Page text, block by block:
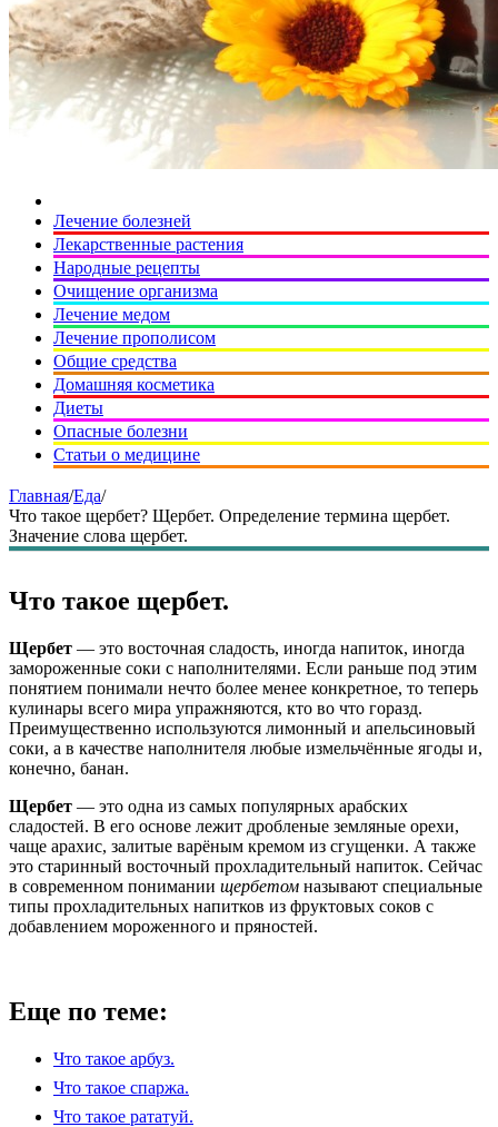
Лечение болезней
Лекарственные растения
Народные рецепты
Очищение организма
Лечение медом
Лечение прополисом
Общие средства
Домашняя косметика
Диеты
Опасные болезни
Статьи о медицине
Главная/Еда/
Что такое щербет? Щербет. Определение термина щербет.
Значение слова щербет.
Что такое щербет.
Щербет — это восточная сладость, иногда напиток, иногда
замороженные соки с наполнителями. Если раньше под этим
понятием понимали нечто более менее конкретное, то теперь
кулинары всего мира упражняются, кто во что горазд.
Преимущественно используются лимонный и апельсиновый
соки, а в качестве наполнителя любые измельчённые ягоды и,
конечно, банан.
Щербет — это одна из самых популярных арабских
сладостей. В его основе лежит дробленые земляные орехи,
чаще арахис, залитые варёным кремом из сгущенки. А также
это старинный восточный прохладительный напиток. Сейчас
в современном понимании щербетом называют специальные
типы прохладительных напитков из фруктовых соков с
добавлением мороженного и пряностей.
Еще по теме:
Что такое арбуз.
Что такое спаржа.
Что такое рататуй.